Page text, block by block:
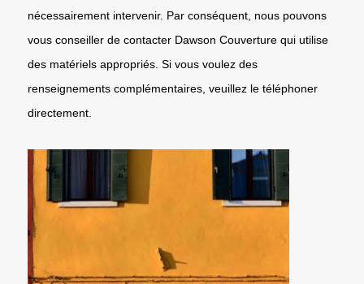
nécessairement intervenir. Par conséquent, nous pouvons
vous conseiller de contacter Dawson Couverture qui utilise
des matériels appropriés. Si vous voulez des
renseignements complémentaires, veuillez le téléphoner
directement.